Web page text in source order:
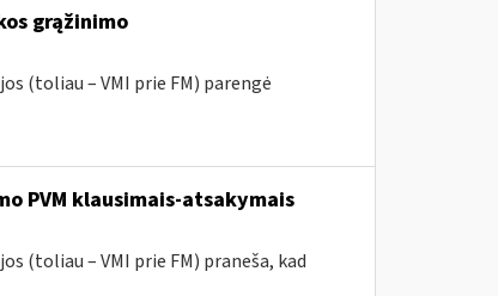
grąžinimo
(toliau – VMI prie FM) parengė
PVM klausimais-atsakymais
(toliau – VMI prie FM) praneša, kad